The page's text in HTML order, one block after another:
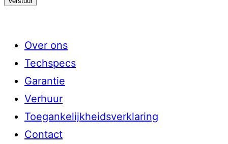
Over ons
Techspecs
Garantie
Verhuur
Toegankelijkheidsverklaring
Contact